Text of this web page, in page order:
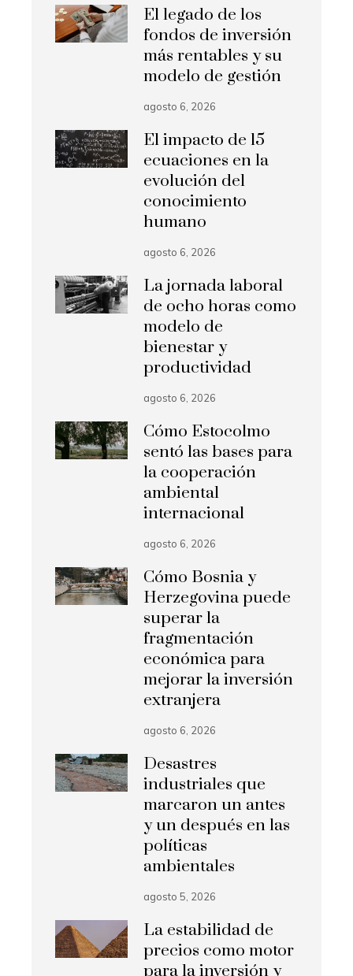
El legado de los
fondos de inversión
más rentables y su
modelo de gestión
agosto 6, 2026
El impacto de 15
ecuaciones en la
evolución del
conocimiento
humano
agosto 6, 2026
La jornada laboral
de ocho horas como
modelo de
bienestar y
productividad
agosto 6, 2026
Cómo Estocolmo
sentó las bases para
la cooperación
ambiental
internacional
agosto 6, 2026
Cómo Bosnia y
Herzegovina puede
superar la
fragmentación
económica para
mejorar la inversión
extranjera
agosto 6, 2026
Desastres
industriales que
marcaron un antes
y un después en las
políticas
ambientales
agosto 5, 2026
La estabilidad de
precios como motor
para la inversión y